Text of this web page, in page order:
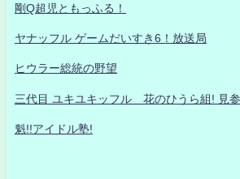
剛Q超児ともっふる！
ヤナッフル ゲームだいすき6！放送局
ヒウラー総統の野望
三代目 ユキユキッフル 花のひうら組! 見参
魁!!アイドル塾!